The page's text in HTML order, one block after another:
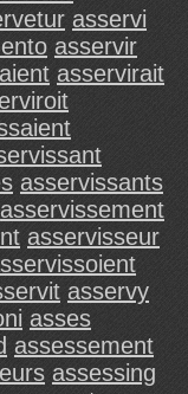
asservi
asservir
asservirait
asservissants
asservissement
asservisseur
asservy
asses
assessement
assessing